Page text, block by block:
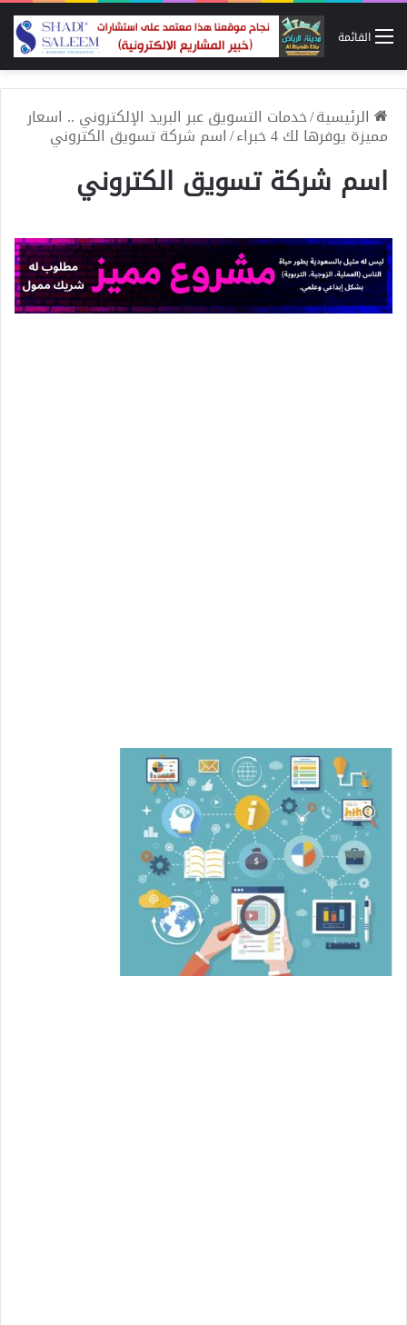
القائمة
الرئيسية/خدمات التسويق عبر البريد الإلكتروني .. اسعار
مميزة يوفرها لك 4 خبراء /اسم شركة تسويق الكتروني
اسم شركة تسويق الكتروني